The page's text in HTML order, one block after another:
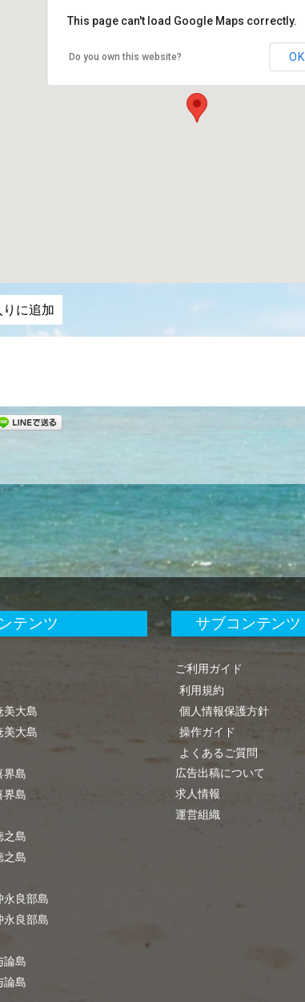
This page can't load Google Maps correctly.
Do you own this website? OK
に追加
テンツ
美大島
美大島
界島
界島
之島
之島
永良部島
永良部島
論島
論島
サブコンテンツ
ご利用ガイド
利用規約
個人情報保護方針
操作ガイド
よくあるご質問
広告出稿について
求人情報
運営組織